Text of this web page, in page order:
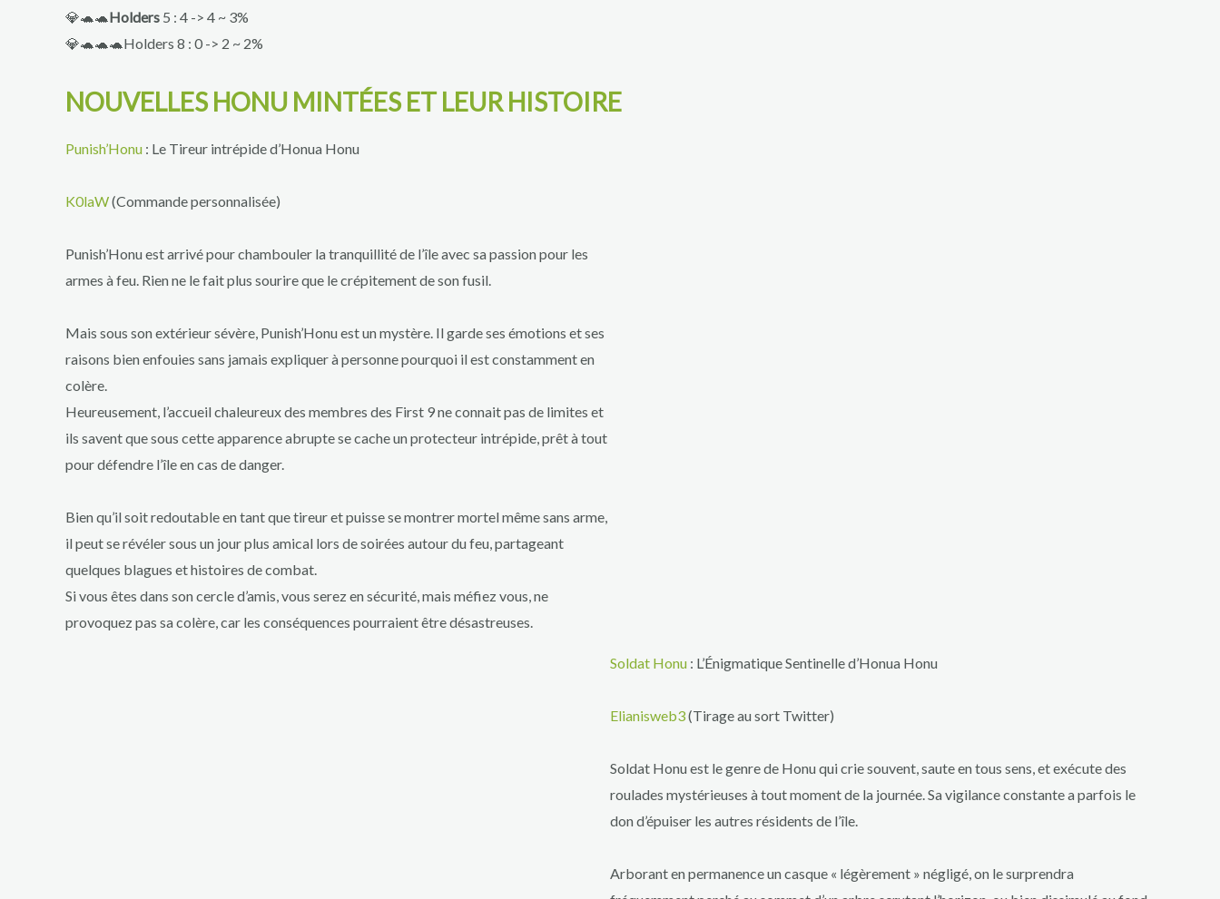
💎🐢🐢Holders 5 : 4 -> 4 ~ 3%
💎🐢🐢🐢Holders 8 : 0 -> 2 ~ 2%
NOUVELLES HONU MINTÉES ET LEUR HISTOIRE
Punish’Honu : Le Tireur intrépide d’Honua Honu
K0laW(Commande personnalisée)
Punish’Honu est arrivé pour chambouler la tranquillité de l’île avec sa passion pour les
armes à feu. Rien ne le fait plus sourire que le crépitement de son fusil.
Mais sous son extérieur sévère, Punish’Honu est un mystère. Il garde ses émotions et ses
raisons bien enfouies sans jamais expliquer à personne pourquoi il est constamment en
colère.
Heureusement, l’accueil chaleureux des membres des First 9 ne connait pas de limites et
ils savent que sous cette apparence abrupte se cache un protecteur intrépide, prêt à tout
pour défendre l’île en cas de danger.
Bien qu’il soit redoutable en tant que tireur et puisse se montrer mortel même sans arme,
il peut se révéler sous un jour plus amical lors de soirées autour du feu, partageant
quelques blagues et histoires de combat.
Si vous êtes dans son cercle d’amis, vous serez en sécurité, mais méfiez vous, ne
provoquez pas sa colère, car les conséquences pourraient être désastreuses.
Soldat Honu : L’Énigmatique Sentinelle d’Honua Honu
Elianisweb3(Tirage au sort Twitter)
Soldat Honu est le genre de Honu qui crie souvent, saute en tous sens, et exécute des
roulades mystérieuses à tout moment de la journée. Sa vigilance constante a parfois le
don d’épuiser les autres résidents de l’île.
Arborant en permanence un casque « légèrement » négligé, on le surprendra